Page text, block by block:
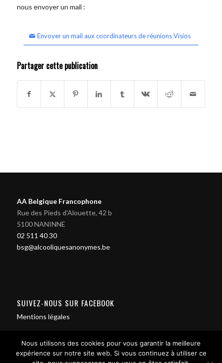
nous envoyer un mail :
Envoyer un mail aux coordinateurs de réunions Visios
Partager cette publication
AA Belgique Francophone
Rue des Pieds d'Alouette, 42 b
5100 NANINNE
02 511 40 30
bsg@alcooliquesanonymes.be
SUIVEZ-NOUS SUR FACEBOOK
Mentions légales
Nous utilisons des cookies pour vous garantir la meilleure
expérience sur notre site web. Si vous continuez à utiliser ce